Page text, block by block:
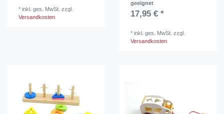
*inkl. ges. MwSt. zzgl.
Versandkosten
geeignet
17,95 € *
*inkl. ges. MwSt. zzgl.
Versandkosten